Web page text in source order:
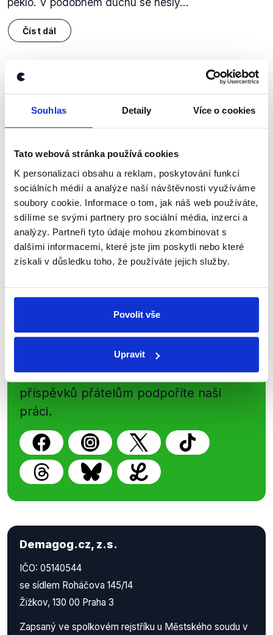
Souhlas Detaily Více o cookies
Tato webová stránka používá cookies
K personalizaci obsahu a reklam, poskytování funkcí
sociálních médií a analýze naší návštěvnosti využíváme
soubory cookie. Informace o tom, jak náš web používáte,
sdílíme se svými partnery pro sociální média, inzerci a
analýzy. Partneři tyto údaje mohou zkombinovat s
dalšími informacemi, které jste jim poskytli nebo které
získali v důsledku toho, že používáte jejich služby.
Povolit vše
Upravit
Číst dál
Přihlaste se k odběru našeho
kanálu, kde pravidelně přinášíme
shrnutí nejzajímavějších článků a analýz.
Začněte nás odebírat, a mějte tak
přehled o tom, jaké dezinformace a
nepravdy se zrovna v Česku šíří.
Newsletter WhatsApp
Nenechte si ujít nejnovější události
z Demagog.cz. Sdílením našich
příspěvků přátelům podpoříte naši
práci.
Demagog.cz, z.s.
IČO: 05140544
se sídlem Roháčova 145/14
Žižkov, 130 00 Praha 3
Zapsaný ve spolkovém rejstříku u Městského soudu v